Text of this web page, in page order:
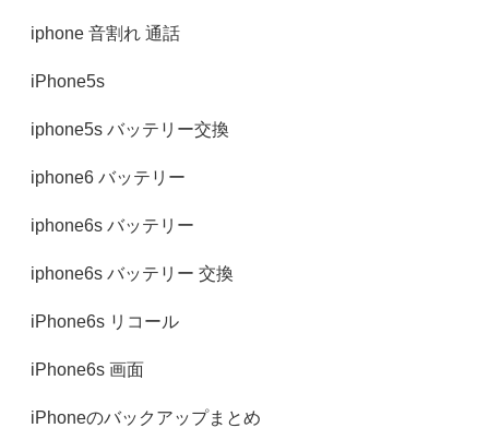
iphone 音割れ 通話
iPhone5s
iphone5s バッテリー交換
iphone6 バッテリー
iphone6s バッテリー
iphone6s バッテリー 交換
iPhone6s リコール
iPhone6s 画面
iPhoneのバックアップまとめ